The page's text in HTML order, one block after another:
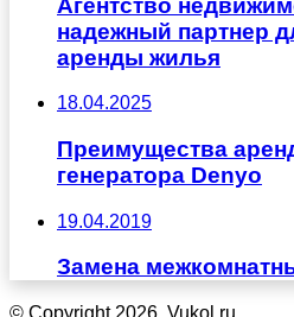
надежный партнер
аренды жилья
18.04.2025
Преимущества
генератора Denyo
19.04.2019
Замена